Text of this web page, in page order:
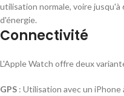
utilisation normale, voire jusqu'à
d'énergie.
Connectivité
L'Apple Watch offre deux
GPS : Utilisation avec un iPhone